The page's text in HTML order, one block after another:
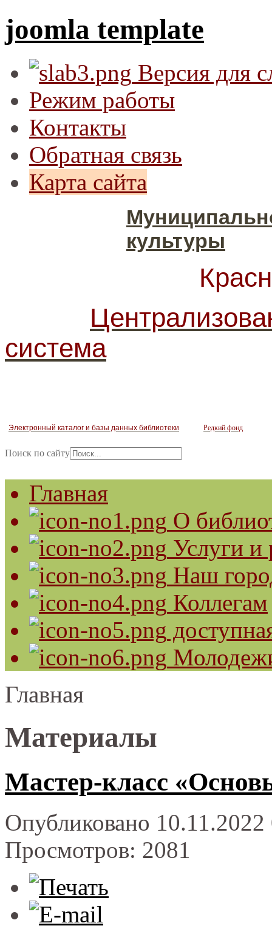
joomla template
Версия для
Режим работы
Контакты
Обратная связь
Карта сайта
культуры
система
Электронный каталог и базы данных библиотеки Редкий фонд
Поиск по сайту
Главная
О
Услуги и
Наш
Коллегам
Главная
Материалы
Мастер-класс
Опубликовано 10.11.2022
Просмотров: 2081